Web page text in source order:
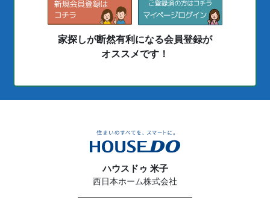
家探しが断然有利になる会員登録が
オススメです！
ハウスドゥ 米子
西日本ホーム株式会社